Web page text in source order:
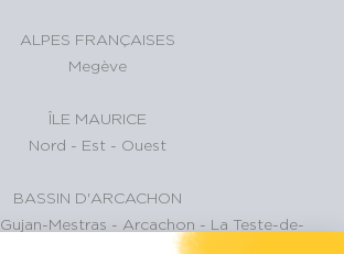
ALPES FRANÇAISES
Megève
ÎLE MAURICE
Nord - Est - Ouest
BASSIN D'ARCACHON
Gujan-Mestras - Arcachon - La Teste-de-